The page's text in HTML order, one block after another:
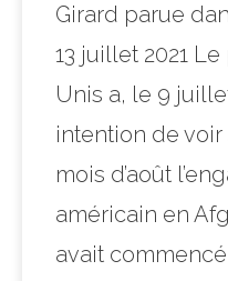
Girard parue
13 juillet 2021
Unis a, le 9
intention de voir
mois d’août
américain en
avait